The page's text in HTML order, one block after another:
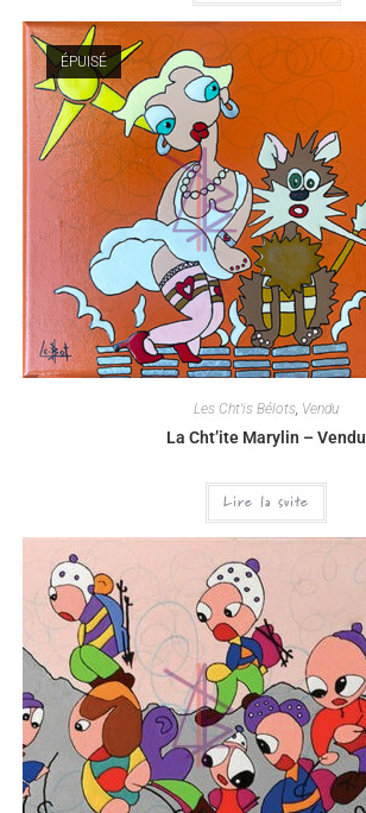
ÉPUISÉ
Les Cht'is Bélots Vendu
La Cht’ite Marylin – Vendu
Lire la suite